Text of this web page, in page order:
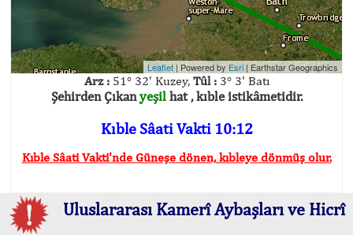
Leaflet | Powered by Esri | Earthstar Geographics
Arz :51° 32' Kuzey, Tûl :3° 3' Batı
Şehirden Çıkanyeşilhat , kıble istikâmetidir.
Kıble Sâati Vakti 10:12
Kıble Sâati Vakti'nde Güneşe dönen, kıbleye dönmüş olur.
Uluslararası Kamerî Aybaşları ve Hicrî